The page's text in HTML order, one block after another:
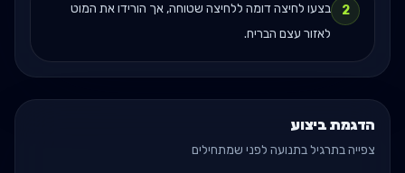
2
בצעו לחיצה דומה ללחיצה שטוחה, אך הורידו את המוט
לאזור עצם הבריח.
הדגמת ביצוע
צפייה בתרגיל בתנועה לפני שמתחילים